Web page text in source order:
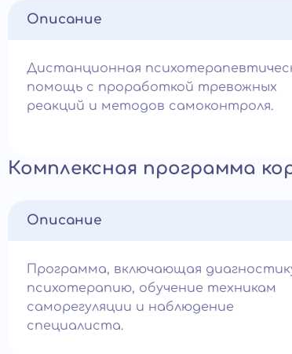
Описание
Дистанционная
помощь с проработкой тревожных
реакций и методов самоконтроля.
Комплексная программа
Описание
Программа, включающая
психотерапию, обучение техникам
саморегуляции и наблюдение
специалиста.